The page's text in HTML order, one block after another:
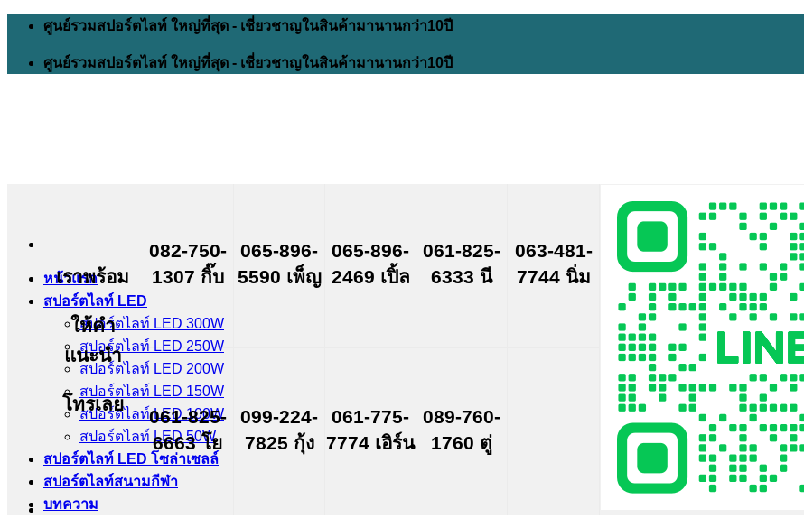
Skip
ศูนย์รวมสปอร์ตไลท์ ใหญ่ที่สุด - เชี่ยวชาญในสินค้ามานานกว่า10ปี
ศูนย์รวมสปอร์ตไลท์ ใหญ่ที่สุด - เชี่ยวชาญในสินค้ามานานกว่า10ปี
หน้าแรก
สปอร์ตไลท์ LED
สปอร์ตไลท์ LED 300W
สปอร์ตไลท์ LED 250W
สปอร์ตไลท์ LED 200W
สปอร์ตไลท์ LED 150W
สปอร์ตไลท์ LED 100W
สปอร์ตไลท์ LED 50W
สปอร์ตไลท์ LED โซล่าเซลล์
สปอร์ตไลท์สนามกีฬา
บทความ
เราพร้อม
ให้คำ
แนะนำ
โทรเลย
082-750-
1307 กิ๊บ
065-896-
5590 เพ็ญ
065-896-
2469 เปิ้ล
061-825-
6333 นี
063-481-
7744 นิ่ม
061-825-
6663 โย
099-224-
7825 กุ้ง
061-775-
7774 เอิร์น
089-760-
1760 ตู่